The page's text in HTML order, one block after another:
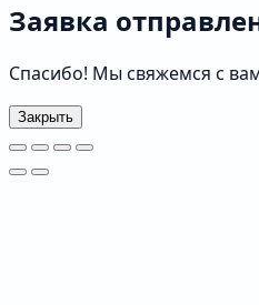
Заявка
Спасибо! Мы свяжемся с
Закрыть